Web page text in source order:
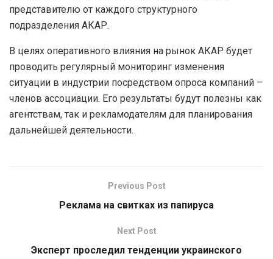
представителю от каждого структурного
подразделения АКАР.
В целях оперативного влияния на рынок АКАР будет
проводить регулярный мониторинг изменения
ситуации в индустрии посредством опроса компаний –
членов ассоциации. Его результаты будут полезны как
агентствам, так и рекламодателям для планирования
дальнейшей деятельности.
Previous Post
Реклама на свитках из папируса
Next Post
Эксперт проследил тенденции украинского